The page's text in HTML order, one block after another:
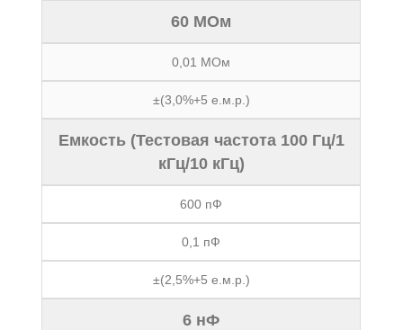
60 МОм
0,01 МОм
±(3,0%+5 е.м.р.)
Емкость (Тестовая частота 100 Гц/1
кГц/10 кГц)
600 пФ
0,1 пФ
±(2,5%+5 е.м.р.)
6 нФ